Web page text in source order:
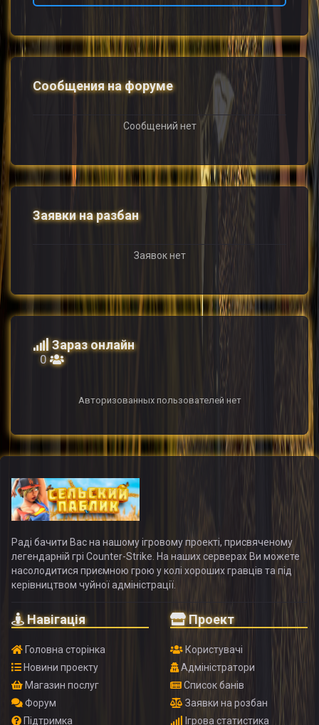
Сообщения на форуме
Сообщений нет
Заявки на разбан
Заявок нет
Зараз онлайн
0
Авторизованных пользователей нет
Раді бачити Вас на нашому ігровому проекті, присвяченому
легендарній грі Counter-Strike. На наших серверах Ви можете
насолодитися приємною грою у колі хороших гравців та під
керівництвом чуйної адміністрації.
Навігація
Головна сторінка
Новини проекту
Магазин послуг
Форум
Підтримка
Проект
Користувачі
Адміністратори
Список банів
Заявки на розбан
Ігрова статистика